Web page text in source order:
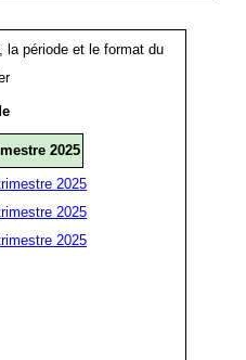
la période et le format du
2025
2025
2025
2025